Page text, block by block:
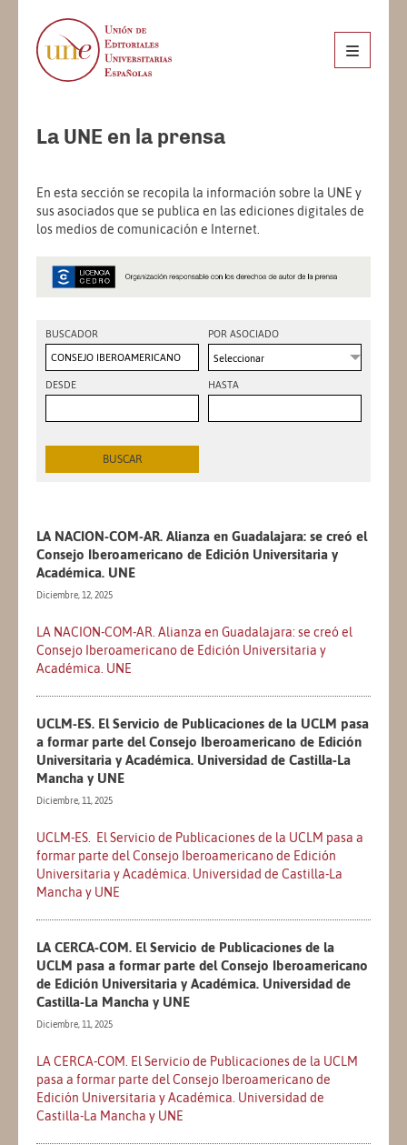
La UNE en la prensa
En esta sección se recopila la información sobre la UNE y
sus asociados que se publica en las ediciones digitales de
los medios de comunicación e Internet.
BUSCADOR POR ASOCIADO
Seleccionar
DESDE HASTA
LA NACION-COM-AR. Alianza en Guadalajara: se creó el
Consejo Iberoamericano de Edición Universitaria y
Académica. UNE
Diciembre, 12, 2025
LA NACION-COM-AR. Alianza en Guadalajara: se creó el
Consejo Iberoamericano de Edición Universitaria y
Académica. UNE
UCLM-ES. El Servicio de Publicaciones de la UCLM pasa
a formar parte del Consejo Iberoamericano de Edición
Universitaria y Académica. Universidad de Castilla-La
Mancha y UNE
Diciembre, 11, 2025
UCLM-ES. El Servicio de Publicaciones de la UCLM pasa a
formar parte del Consejo Iberoamericano de Edición
Universitaria y Académica. Universidad de Castilla-La
Mancha y UNE
LA CERCA-COM. El Servicio de Publicaciones de la
UCLM pasa a formar parte del Consejo Iberoamericano
de Edición Universitaria y Académica. Universidad de
Castilla-La Mancha y UNE
Diciembre, 11, 2025
LA CERCA-COM. El Servicio de Publicaciones de la UCLM
pasa a formar parte del Consejo Iberoamericano de
Edición Universitaria y Académica. Universidad de
Castilla-La Mancha y UNE